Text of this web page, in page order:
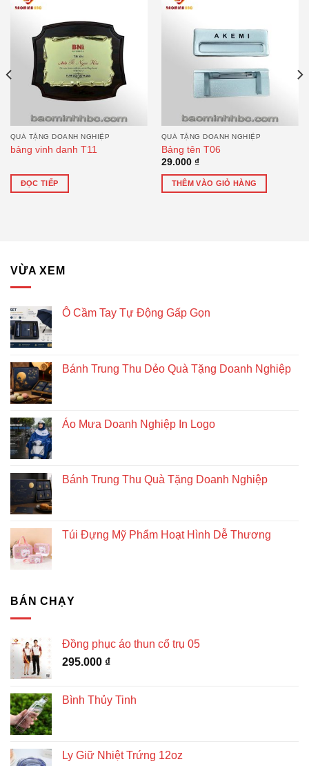
QUÀ TẶNG DOANH NGHIỆP
bảng vinh danh T11
ĐỌC TIẾP
QUÀ TẶNG DOANH NGHIỆP
Bảng tên T06
29.000 ₫
THÊM VÀO GIỎ HÀNG
VỪA XEM
Ô Cầm Tay Tự Động Gấp Gọn
Bánh Trung Thu Dẻo Quà Tặng Doanh Nghiệp
Áo Mưa Doanh Nghiệp In Logo
Bánh Trung Thu Quà Tặng Doanh Nghiệp
Túi Đựng Mỹ Phẩm Hoạt Hình Dễ Thương
BÁN CHẠY
Đồng phục áo thun cổ trụ 05
295.000 ₫
Bình Thủy Tinh
Ly Giữ Nhiệt Trứng 12oz